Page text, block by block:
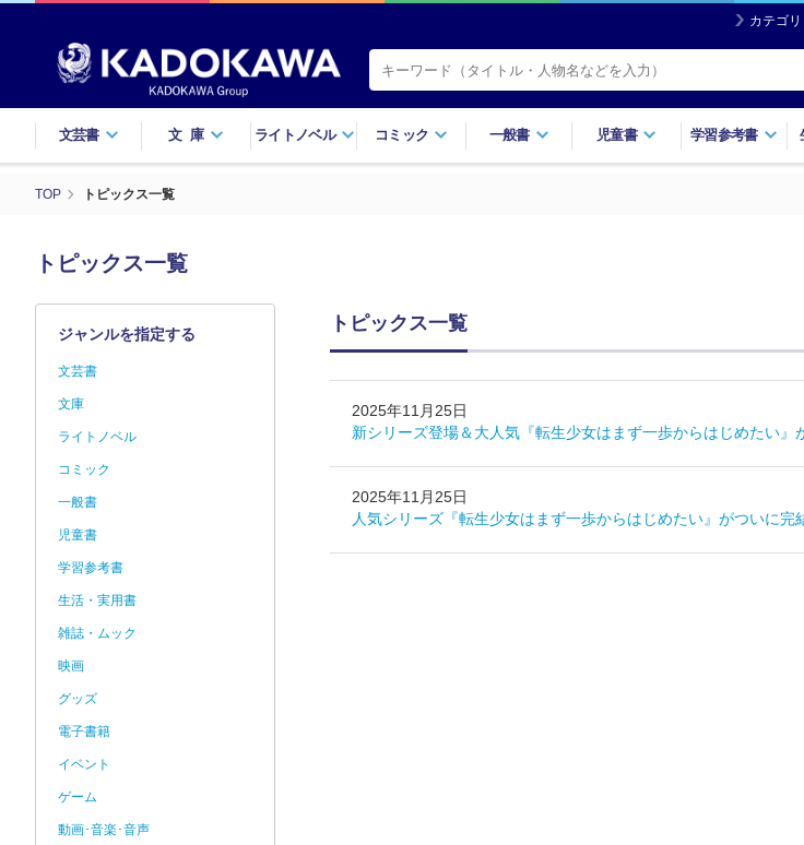
カテゴ
文芸書 文庫 ライトノベル コミック 一般書 児童書 学習参考書
TOP トピックス一覧
トピックス一覧
トピックス一覧
2025年11月25日
新シリーズ登場＆大人気『転生少女はまず一歩からはじめたい
2025年11月25日
人気シリーズ『転生少女はまず一歩からはじめたい』がついに
ジャンルを指定する
文芸書
文庫
ライトノベル
コミック
一般書
児童書
学習参考書
生活・実用書
雑誌・ムック
映画
グッズ
電子書籍
イベント
ゲーム
動画･音楽･音声